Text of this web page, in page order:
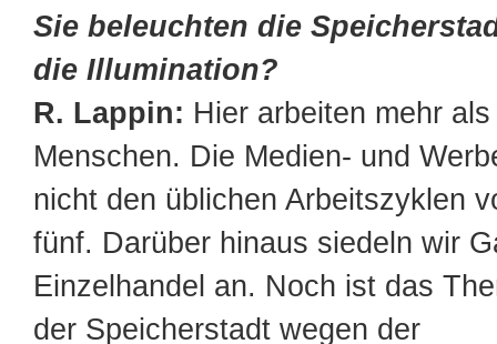
Sie beleuchten die
die Illumination?
R. Lappin: Hier arbeiten mehr
Menschen. Die Medien- und
nicht den üblichen Arbeitszyklen
fünf. Darüber hinaus siedeln wir
Einzelhandel an. Noch ist das
der Speicherstadt wegen der